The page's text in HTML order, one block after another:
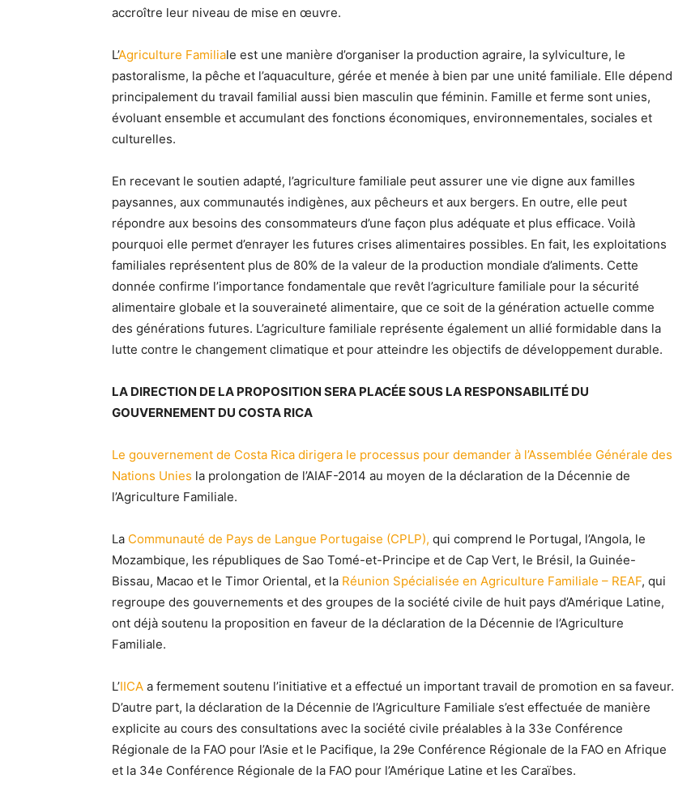
accroître leur niveau de mise en œuvre.
L’Agriculture Familiale est une manière d’organiser la production agraire, la sylviculture, le
pastoralisme, la pêche et l’aquaculture, gérée et menée à bien par une unité familiale. Elle dépend
principalement du travail familial aussi bien masculin que féminin. Famille et ferme sont unies,
évoluant ensemble et accumulant des fonctions économiques, environnementales, sociales et
culturelles.
En recevant le soutien adapté, l’agriculture familiale peut assurer une vie digne aux familles
paysannes, aux communautés indigènes, aux pêcheurs et aux bergers. En outre, elle peut
répondre aux besoins des consommateurs d’une façon plus adéquate et plus efficace. Voilà
pourquoi elle permet d’enrayer les futures crises alimentaires possibles. En fait, les exploitations
familiales représentent plus de 80% de la valeur de la production mondiale d’aliments. Cette
donnée confirme l’importance fondamentale que revêt l’agriculture familiale pour la sécurité
alimentaire globale et la souveraineté alimentaire, que ce soit de la génération actuelle comme
des générations futures. L’agriculture familiale représente également un allié formidable dans la
lutte contre le changement climatique et pour atteindre les objectifs de développement durable.
LA DIRECTION DE LA PROPOSITION SERA PLACÉE SOUS LA RESPONSABILITÉ DU
GOUVERNEMENT DU COSTA RICA
Le gouvernement de Costa Rica dirigera le processus pour demander à l’Assemblée Générale des
Nations Unies la prolongation de l’AIAF-2014 au moyen de la déclaration de la Décennie de
l’Agriculture Familiale.
La Communauté de Pays de Langue Portugaise (CPLP), qui comprend le Portugal, l’Angola, le
Mozambique, les républiques de Sao Tomé-et-Principe et de Cap Vert, le Brésil, la Guinée-
Bissau, Macao et le Timor Oriental, et la Réunion Spécialisée en Agriculture Familiale – REAF, qui
regroupe des gouvernements et des groupes de la société civile de huit pays d’Amérique Latine,
ont déjà soutenu la proposition en faveur de la déclaration de la Décennie de l’Agriculture
Familiale.
L’IICA a fermement soutenu l’initiative et a effectué un important travail de promotion en sa faveur.
D’autre part, la déclaration de la Décennie de l’Agriculture Familiale s’est effectuée de manière
explicite au cours des consultations avec la société civile préalables à la 33e Conférence
Régionale de la FAO pour l’Asie et le Pacifique, la 29e Conférence Régionale de la FAO en Afrique
et la 34e Conférence Régionale de la FAO pour l’Amérique Latine et les Caraïbes.